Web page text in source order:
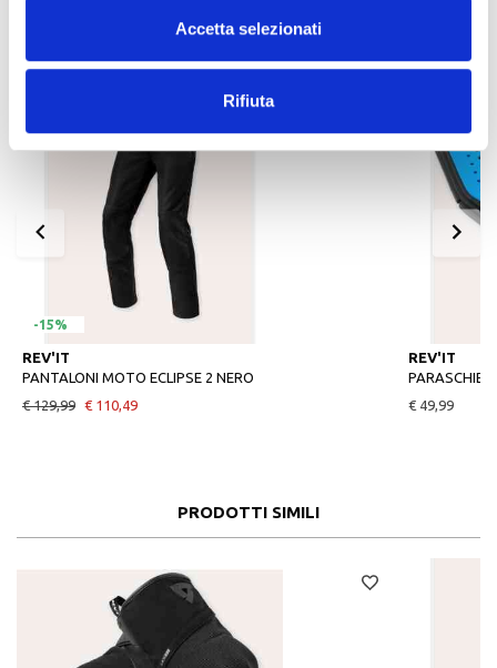
Accetta selezionati
Rifiuta
ALTRI PRODOTTI REV'IT
-15%
REV'IT
PANTALONI MOTO ECLIPSE 2 NERO
€ 129,99 € 110,49
REV'IT
€ 49,99
PRODOTTI SIMILI